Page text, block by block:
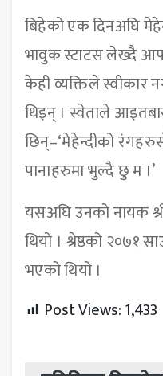
बिहेको एक दिनअघि
भावुक स्टाटस लेख्दै
केही व्यक्तिले स्वीकार
थिइन् । स्वेताले
छिन्–‘मेहेन्दीको
पानाहरुमा भुल्दै छु म ।’
यसअघि उनको नायक
थियो । श्रेष्ठको २०७१
भएको थियो ।
Post Views:1,433